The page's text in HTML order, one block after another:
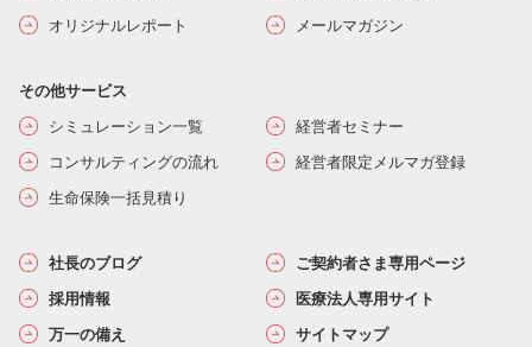
オリジナルレポート
メールマガジン
その他サービス
シミュレーション一覧
経営者セミナー
コンサルティングの流れ
経営者限定メルマガ登録
生命保険一括見積り
社長のブログ
ご契約者さま専用ページ
採用情報
医療法人専用サイト
万一の備え
サイトマップ